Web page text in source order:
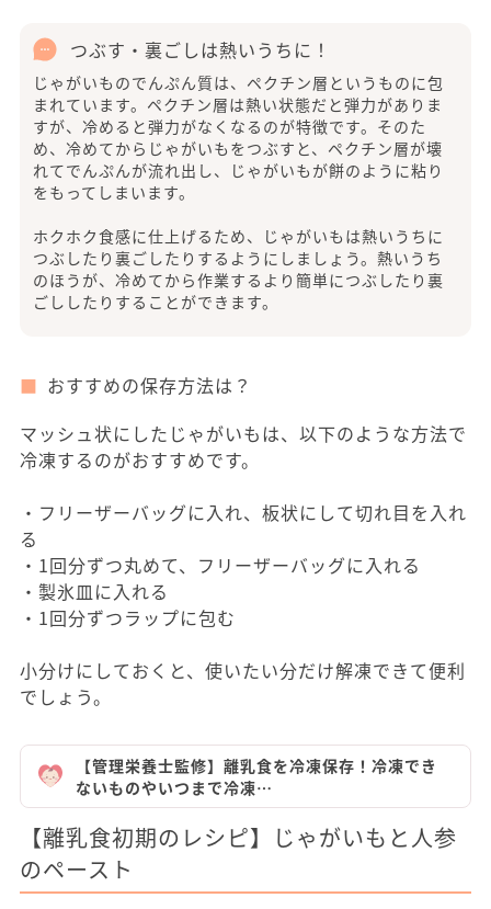
つぶす・裏ごしは熱いうちに！
じゃがいものでんぷん質は、ペクチン層というものに包
まれています。ペクチン層は熱い状態だと弾力がありま
すが、冷めると弾力がなくなるのが特徴です。そのた
め、冷めてからじゃがいもをつぶすと、ペクチン層が壊
れてでんぷんが流れ出し、じゃがいもが餅のように粘り
をもってしまいます。
ホクホク食感に仕上げるため、じゃがいもは熱いうちに
つぶしたり裏ごしたりするようにしましょう。熱いうち
のほうが、冷めてから作業するより簡単につぶしたり裏
ごししたりすることができます。
おすすめの保存方法は？
マッシュ状にしたじゃがいもは、以下のような方法で
冷凍するのがおすすめです。
・フリーザーバッグに入れ、板状にして切れ目を入れ
る
・1回分ずつ丸めて、フリーザーバッグに入れる
・製氷皿に入れる
・1回分ずつラップに包む
小分けにしておくと、使いたい分だけ解凍できて便利
でしょう。
【管理栄養士監修】離乳食を冷凍保存！冷凍でき
ないものやいつまで冷凍…
【離乳食初期のレシピ】じゃがいもと人参
のペースト